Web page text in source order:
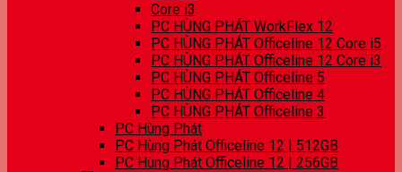
Core i3
PC HÙNG PHÁT WorkFlex 12
PC HÙNG PHÁT Officeline 12 Core i5
PC HÙNG PHÁT Officeline 12 Core i3
PC HÙNG PHÁT Officeline 5
PC HÙNG PHÁT Officeline 4
PC HÙNG PHÁT Officeline 3
PC Hùng Phát
PC Hùng Phát Officeline 12 | 512GB
PC Hùng Phát Officeline 12 | 256GB